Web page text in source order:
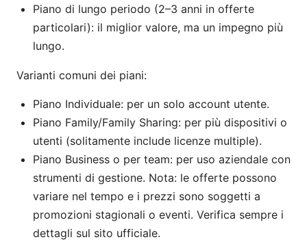
Piano di lungo periodo (2–3 anni in offerte
particolari): il miglior valore, ma un impegno più
lungo.
Varianti comuni dei piani:
Piano Individuale: per un solo account utente.
Piano Family/Family Sharing: per più dispositivi o
utenti (solitamente include licenze multiple).
Piano Business o per team: per uso aziendale con
strumenti di gestione. Nota: le offerte possono
variare nel tempo e i prezzi sono soggetti a
promozioni stagionali o eventi. Verifica sempre i
dettagli sul sito ufficiale.